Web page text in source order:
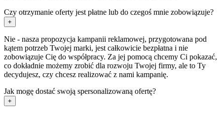
Czy otrzymanie oferty jest płatne lub do czegoś mnie zobowiązuje?
+
Nie - nasza propozycja kampanii reklamowej, przygotowana pod
kątem potrzeb Twojej marki, jest całkowicie bezpłatna i nie
zobowiązuje Cię do współpracy. Za jej pomocą chcemy Ci pokazać,
co dokładnie możemy zrobić dla rozwoju Twojej firmy, ale to Ty
decydujesz, czy chcesz realizować z nami kampanię.
Jak mogę dostać swoją spersonalizowaną ofertę?
+